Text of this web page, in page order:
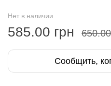
Нет в наличии
585.00 грн
Сообщить,